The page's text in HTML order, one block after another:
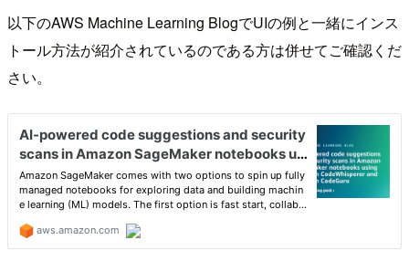
以下のAWS Machine Learning BlogでUIの例と一緒にインス
トール方法が紹介されているのである方は併せてご確認くだ
さい。